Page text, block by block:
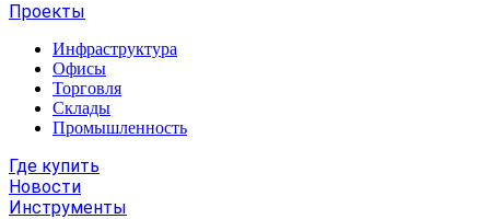
Проекты
Инфраструктура
Офисы
Торговля
Склады
Промышленность
Где купить
Новости
Инструменты